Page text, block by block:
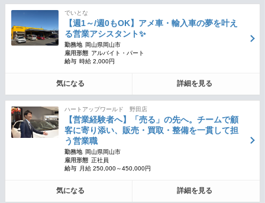
でいとな
【週1～/週0もOK】アメ車・輸入車の夢を叶え
る営業アシスタント✨
勤務地 岡山県岡山市
雇用形態 アルバイト・パート
給与 時給 2,000円
気になる 詳細を見る
ハートアップワールド 野田店
【営業経験者へ】「売る」の先へ。チームで顧
客に寄り添い、販売・買取・整備を一貫して担
う営業職
勤務地 岡山県岡山市
雇用形態 正社員
給与
月給 250,000～450,000円
気になる 詳細を見る